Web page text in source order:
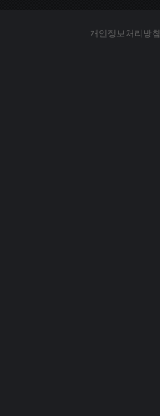
개인정보처리방침